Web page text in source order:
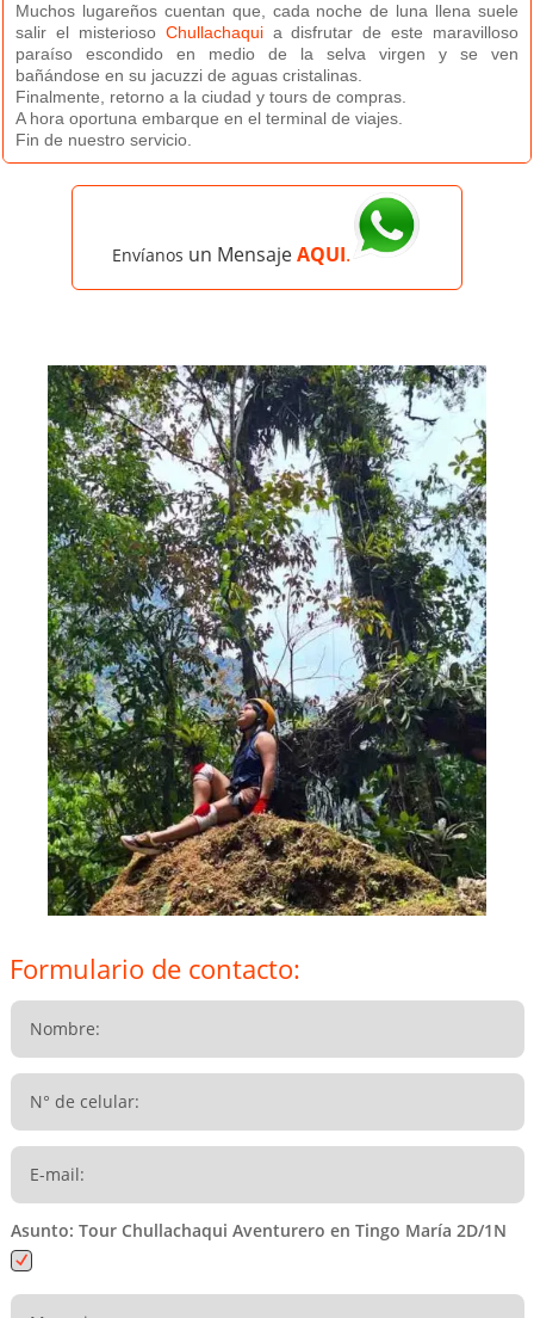
Muchos lugareños cuentan que, cada noche de luna llena suele
salir el misterioso Chullachaqui a disfrutar de este maravilloso
paraíso escondido en medio de la selva virgen y se ven
bañándose en su jacuzzi de aguas cristalinas.
Finalmente, retorno a la ciudad y tours de compras.
A hora oportuna embarque en el terminal de viajes.
Fin de nuestro servicio.
Envíanos un MensajeAQUI.
Formulario de contacto:
Asunto: Tour Chullachaqui Aventurero en Tingo María 2D/1N